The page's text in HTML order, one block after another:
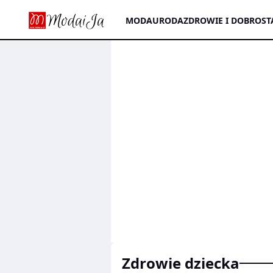
MODAURODAZDROWIE I
zdrowie dziecka